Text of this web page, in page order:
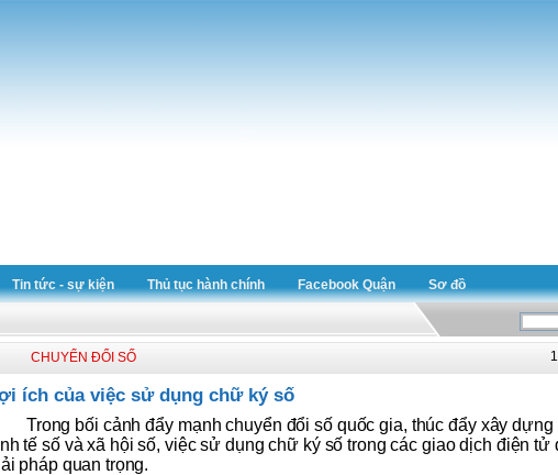
Tin tức - sự kiện Thủ tục hành chính Facebook Quận Sơ đồ
CHUYỂN ĐỔI SỐ
ích của việc sử dụng chữ ký số
Trong bối cảnh đẩy mạnh chuyển đổi số quốc gia, thúc đẩy xây
tế số và xã hội số, việc sử dụng chữ ký số trong các giao dịch điện
pháp quan trọng.